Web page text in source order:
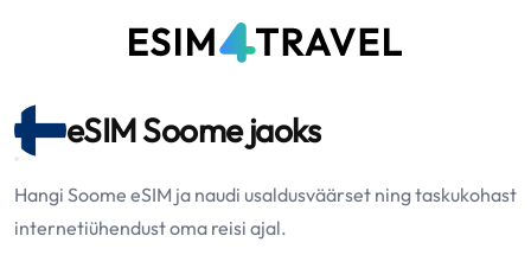
eSIM Soome jaoks
Hangi Soome eSIM ja naudi usaldusväärset ning taskukohast
internetiühendust oma reisi ajal.